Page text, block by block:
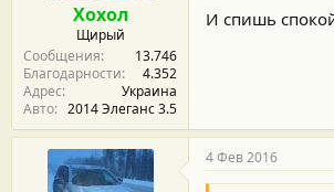
с
Хохол
Щирый
Сообщения
13.746
Благодарности
4.352
Адрес
Украина
Авто
2014 Элеганс 3.5
И спишь
4 Фев 2016